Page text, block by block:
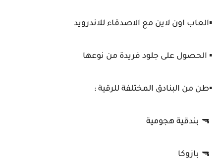
▪️العاب اون لاين مع الاصدقاء للاندرويد
▪️ الحصول على جلود فريدة من نوعها
▪️طن من البنادق المختلفة للرقية :
🔫 بندقية هجومية
🔫 بازوكا